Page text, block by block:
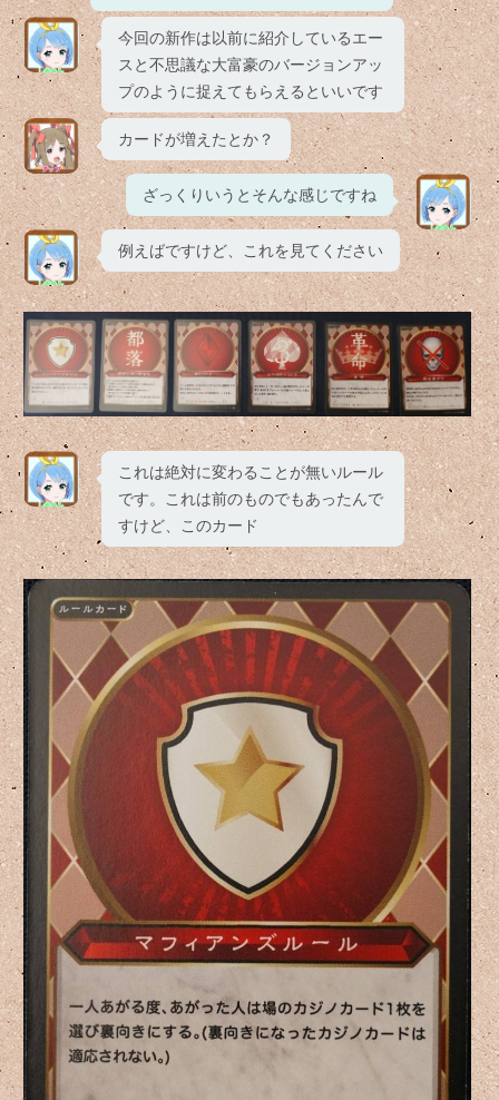
今回の新作は以前に紹介しているエー
スと不思議な大富豪のバージョンアッ
プのように捉えてもらえるといいです
カードが増えたとか？
ざっくりいうとそんな感じですね
例えばですけど、これを見てください
これは絶対に変わることが無いルール
です。これは前のものでもあったんで
すけど、このカード